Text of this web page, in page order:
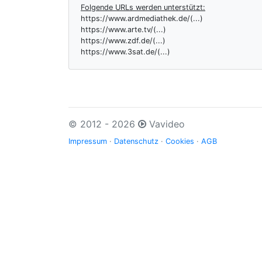
Folgende URLs werden unterstützt:
https://www.ardmediathek.de/(...)
https://www.arte.tv/(...)
https://www.zdf.de/(...)
https://www.3sat.de/(...)
© 2012 - 2026 Vavideo
Impressum · Datenschutz · Cookies · AGB